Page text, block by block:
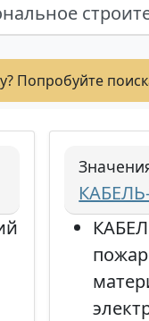
Попробуйте